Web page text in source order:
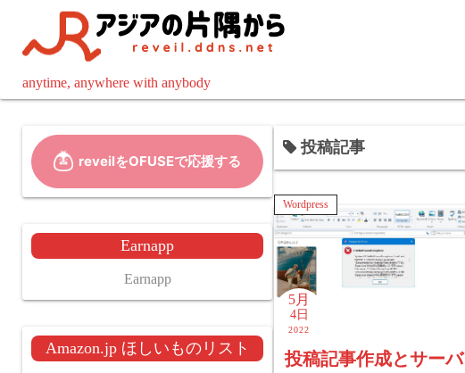
ツ
anytime, anywhere with anybody
投稿記事
Wordpress
5月
4日
2022
投稿記事作成とサーバ
Earnapp
Earnapp
Amazon.jp ほしいものリスト